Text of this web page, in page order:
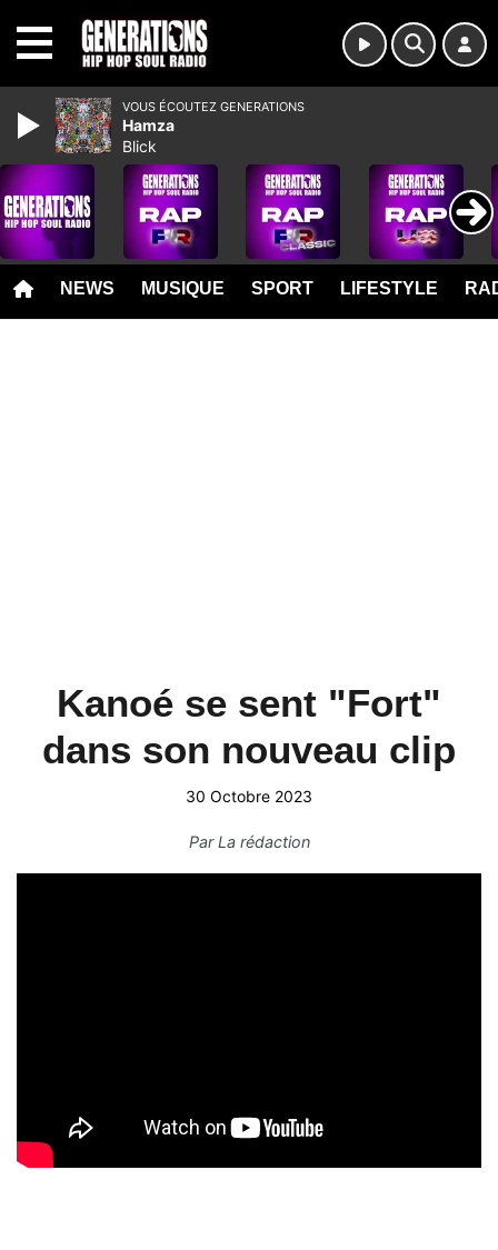
NEWS MUSIQUE SPORT LIFESTYLE
Kanoé se sent "Fort"
dans son nouveau clip
30 Octobre 2023
ParLa rédaction
VOUS ÉCOUTEZ GENERATIONS
Hamza
Blick